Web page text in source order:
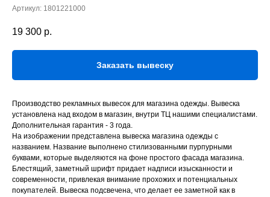
Артикул: 1801221000
19 300 р.
Заказать вывеску
Производство рекламных вывесок для магазина одежды. Вывеска
установлена над входом в магазин, внутри ТЦ нашими специалистами.
Дополнительная гарантия - 3 года.
На изображении представлена вывеска магазина одежды с
названием. Название выполнено стилизованными пурпурными
буквами, которые выделяются на фоне простого фасада магазина.
Блестящий, заметный шрифт придает надписи изысканности и
современности, привлекая внимание прохожих и потенциальных
покупателей. Вывеска подсвечена, что делает ее заметной как в